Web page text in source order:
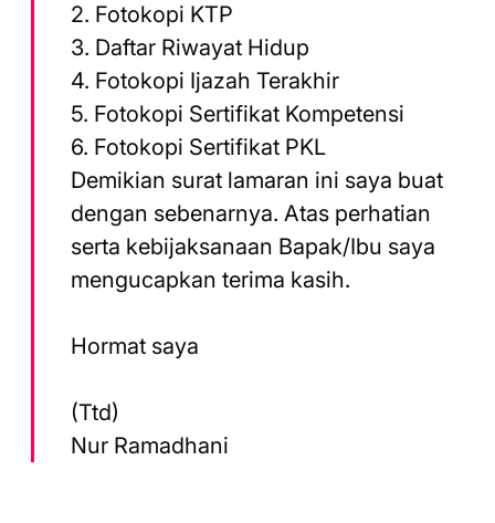
2. Fotokopi KTP
3. Daftar Riwayat Hidup
4. Fotokopi Ijazah Terakhir
5. Fotokopi Sertifikat Kompetensi
6. Fotokopi Sertifikat PKL
Demikian surat lamaran ini saya buat
dengan sebenarnya. Atas perhatian
serta kebijaksanaan Bapak/Ibu saya
mengucapkan terima kasih.
Hormat saya
(Ttd)
Nur Ramadhani